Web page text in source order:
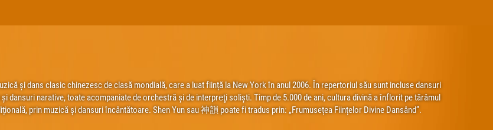
și dans clasic chinezesc de clasă mondială, care a luat ființă la New York în anul 2006. În repertoriul său sunt incluse dansuri
dansuri narative, toate acompaniate de orchestră și de interpreţi soliști. Timp de 5.000 de ani, cultura divină a înflorit pe tărâmul
prin muzică și dansuri încântătoare. Shen Yun sau 神韻 poate fi tradus prin: „Frumusețea Ființelor Divine Dansând”.